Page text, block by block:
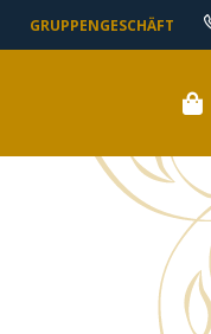
GRUPPENGESCHÄFT